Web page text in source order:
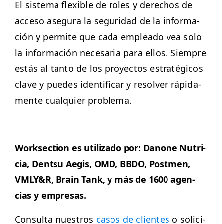
El sis­tema flex­i­ble de roles y dere­chos de
acce­so ase­gu­ra la seguri­dad de la infor­ma­
ción y per­mite que cada emplea­do vea solo
la infor­ma­ción nece­saria para ellos. Siem­pre
estás al tan­to de los proyec­tos estratégi­cos
clave y puedes iden­ti­ficar y resolver ráp­i­da­
mente cualquier problema.
Work­sec­tion es uti­liza­do por: Danone Nutri­
cia, Dentsu Aegis, OMD, BBDO, Post­men,
VMLY&R, Brain Tank, y más de 1600 agen­
cias y empresas.
Con­sul­ta nue­stros casos de clientes o solici­